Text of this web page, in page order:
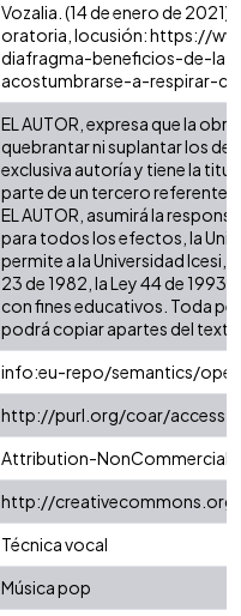
Vozalia. (14 de enero de
oratoria, locusión: https://
diafragma-beneficios-de-
acostumbrarse-a-respirar-
EL AUTOR, expresa que la
quebrantar ni suplantar los
exclusiva autoría y tiene la
parte de un tercero referente
EL AUTOR, asumirá la
para todos los efectos, la
permite a la Universidad Icesi,
23 de 1982, la Ley 44 de
con fines educativos. Toda
podrá copiar apartes del
info:eu-repo/semantics/
http://purl.org/coar/
Attribution-NonCommercial-
http://
Técnica vocal
Música pop